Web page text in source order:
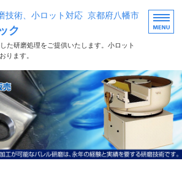
技術、小ロット対応 京都府八幡市
ク
た研磨処理をご提供いたします。小ロット
ります。